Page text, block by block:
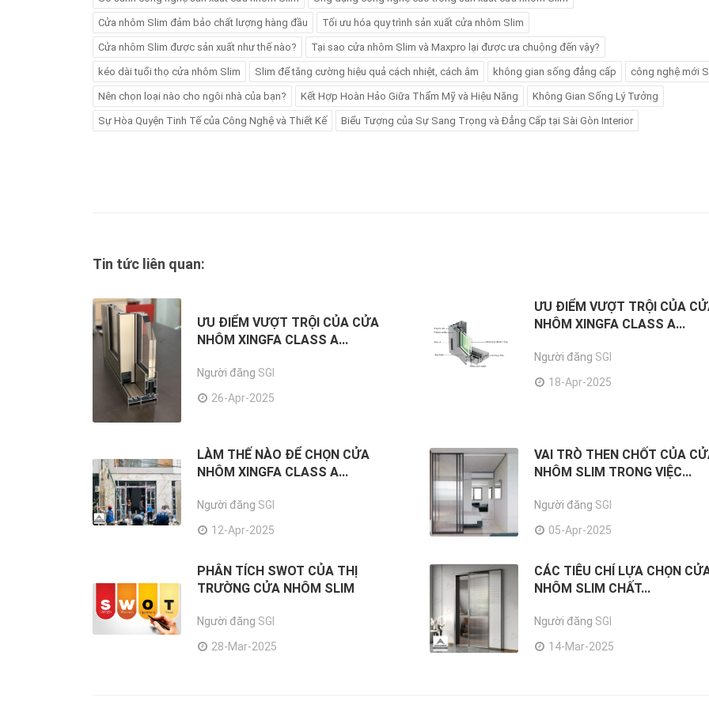
Cửa nhôm Slim đảm bảo chất lượng hàng đầu Tối ưu hóa quy trình sản xuất cửa nhôm Slim
Cửa nhôm Slim được sản xuất như thế nào? Tại sao cửa nhôm Slim và Maxpro lại được ưa chuộng đến vậy?
kéo dài tuổi thọ cửa nhôm Slim Slim để tăng cường hiệu quả cách nhiệt, cách âm không gian sống đẳng cấp công nghệ mới
Nên chọn loại nào cho ngôi nhà của bạn? Kết Hợp Hoàn Hảo Giữa Thẩm Mỹ và Hiệu Năng Không Gian Sống Lý Tưởng
Sự Hòa Quyện Tinh Tế của Công Nghệ và Thiết Kế Biểu Tượng của Sự Sang Trọng và Đẳng Cấp tại Sài Gòn Interior
Tin tức liên quan:
ƯU ĐIỂM VƯỢT TRỘI CỦA CỬA
NHÔM XINGFA CLASS A...
Người đăng SGI
26-Apr-2025
ƯU ĐIỂM VƯỢT TRỘI CỦA
NHÔM XINGFA CLASS A...
Người đăng SGI
18-Apr-2025
LÀM THẾ NÀO ĐỂ CHỌN CỬA
NHÔM XINGFA CLASS A...
Người đăng SGI
12-Apr-2025
VAI TRÒ THEN CHỐT CỦA
NHÔM SLIM TRONG VIỆC...
Người đăng SGI
05-Apr-2025
PHÂN TÍCH SWOT CỦA THỊ
TRƯỜNG CỬA NHÔM SLIM
Người đăng SGI
28-Mar-2025
CÁC TIÊU CHÍ LỰA CHỌN
NHÔM SLIM CHẤT...
Người đăng SGI
14-Mar-2025